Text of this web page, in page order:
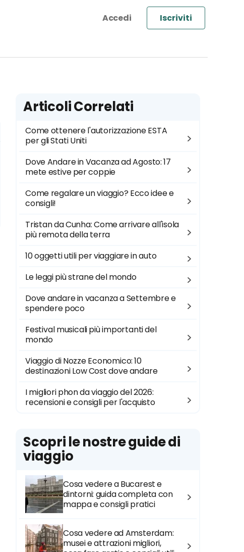
Iscriviti
Articoli Correlati
Come ottenere l'autorizzazione ESTA
per gli Stati Uniti
Dove Andare in Vacanza ad Agosto: 17
mete estive per coppie
Come regalare un viaggio? Ecco idee e
consigli!
Tristan da Cunha: Come arrivare all'isola
più remota della terra
10 oggetti utili per viaggiare in auto
Le leggi più strane del mondo
Dove andare in vacanza a Settembre e
spendere poco
Festival musicali più importanti del
mondo
Viaggio di Nozze Economico: 10
destinazioni Low Cost dove andare
I migliori phon da viaggio del 2026:
recensioni e consigli per l'acquisto
Scopri le nostre guide di
viaggio
Cosa vedere a Bucarest e
dintorni: guida completa con
mappa e consigli pratici
Cosa vedere ad Amsterdam:
musei e attrazioni migliori,